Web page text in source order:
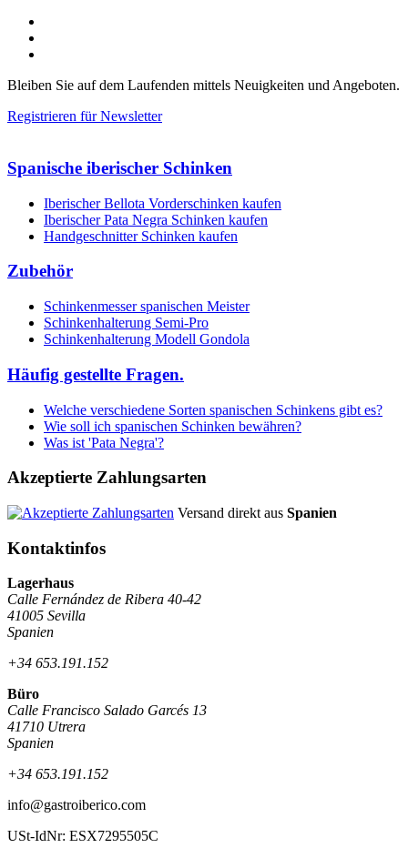
Bleiben Sie auf dem Laufenden mittels Neuigkeiten und Angeboten.
Registrieren für Newsletter
Spanische iberischer Schinken
Iberischer Bellota Vorderschinken kaufen
Iberischer Pata Negra Schinken kaufen
Handgeschnitter Schinken kaufen
Zubehör
Schinkenmesser spanischen Meister
Schinkenhalterung Semi-Pro
Schinkenhalterung Modell Gondola
Häufig gestellte Fragen.
Welche verschiedene Sorten spanischen Schinkens gibt es?
Wie soll ich spanischen Schinken bewähren?
Was ist 'Pata Negra'?
Akzeptierte Zahlungsarten
Versand direkt aus Spanien
Kontaktinfos
Lagerhaus
Calle Fernández de Ribera 40-42
41005 Sevilla
Spanien
+34 653.191.152
Büro
Calle Francisco Salado Garcés 13
41710 Utrera
Spanien
+34 653.191.152
info@gastroiberico.com
USt-IdNr: ESX7295505C